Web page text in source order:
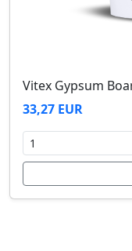
Vitex Gypsum
33,27 EUR